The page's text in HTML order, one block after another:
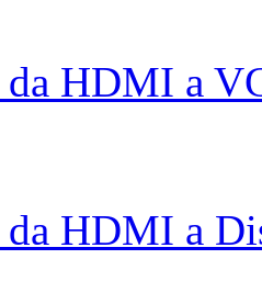
HDMI a
HDMI a